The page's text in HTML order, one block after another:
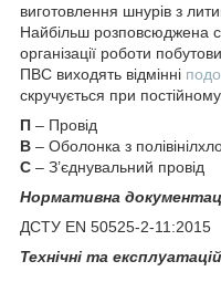
виготовлення шнурів з
Найбільш розповсюджена
організації роботи
ПВС виходять відмінні
скручується при
П – Провід
В – Оболонка з
С – З’єднувальний провід
Нормативна
ДСТУ EN 50525-2-11:2015
Технічні та